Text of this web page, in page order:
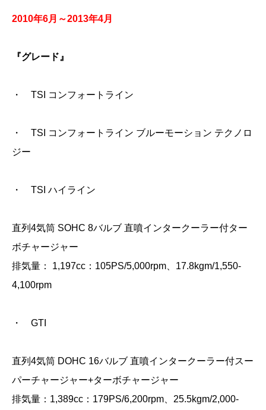
2010年6月～2013年4月
『グレード』
・ TSI コンフォートライン
・ TSI コンフォートライン ブルーモーション テクノロ
ジー
・ TSI ハイライン
直列4気筒 SOHC 8バルブ 直噴インタークーラー付ター
ボチャージャー
排気量： 1,197cc：105PS/5,000rpm、17.8kgm/1,550‐
4,100rpm
・ GTI
直列4気筒 DOHC 16バルブ 直噴インタークーラー付スー
パーチャージャー+ターボチャージャー
排気量：1,389cc：179PS/6,200rpm、25.5kgm/2,000‐